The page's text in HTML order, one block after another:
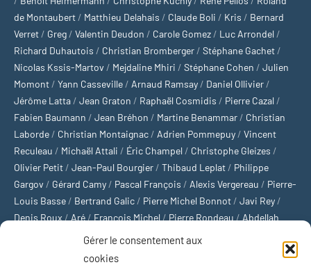
Gérer le consentement aux
cookies
de Montaubert / Matthieu Delahais / Claude Boli / Kris / Bernard
Verret / Greg / Valentin Deudon / Carole Gomez / Luc Arrondel /
Richard Duhautois / Christian Bromberger / Stéphane Gachet /
Nicolas Kssis-Martov / Mejdaline Mhiri / Stéphane Cohen / Julien
Momont / Yann Casseville / Arnaud Ramsay / Daniel Ollivier /
Jérôme Latta / Jean Graton / Raphaël Cosmidis / Pierre Cazal /
Fabien Baumann / Jean Bréhon / Martine Benammar / Christian
Laborde / Christian Montaignac / Adrien Pommepuy / Vincent
Reculeau / Michaël Attali / Éric Champel / Christophe Gleizes /
Olivier Petit / Jean-Paul Bourgier / Thibaud Leplat / Philippe
Gargov / Gérard Camy / Pascal François / Alexis Vergereau / Pierre-
Louis Basse / Bertrand Galic / Pierre Michel Bonnot / Javi Rey /
Denis Roux / Aré / François Michel / Pierre Rondeau / Abdellah
Michaël Delépine